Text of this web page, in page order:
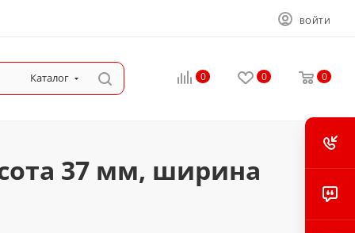
ВОЙТИ
Каталог 0 0 0
37 мм, ширина